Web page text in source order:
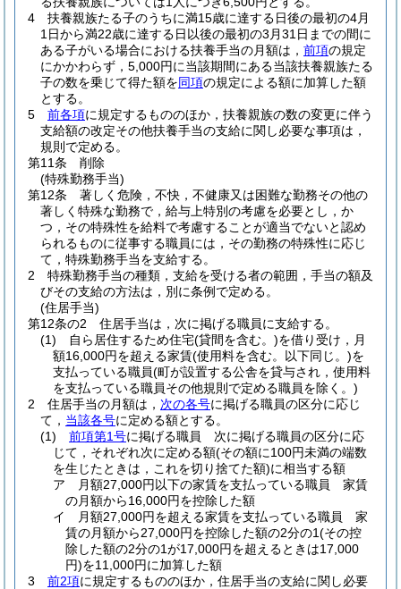
4
扶養親族たる子のうちに満15歳に達する日後の最初の4月
1日から満22歳に達する日以後の最初の3月31日までの間に
ある子がいる場合における扶養手当の月額は， 前項の規定
にかかわらず，5,000円に当該期間にある当該扶養親族たる
子の数を乗じて得た額を同項の規定による額に加算した額
とする。
5
前各項に規定するもののほか，扶養親族の数の変更に伴う
支給額の改定その他扶養手当の支給に関し必要な事項は，
規則で定める。
第11条
削除
(特殊勤務手当)
第12条
著しく危険，不快，不健康又は困難な勤務その他の
著しく特殊な勤務で，給与上特別の考慮を必要とし，か
つ，その特殊性を給料で考慮することが適当でないと認め
られるものに従事する職員には，その勤務の特殊性に応じ
て，特殊勤務手当を支給する。
2
特殊勤務手当の種類，支給を受ける者の範囲，手当の額及
びその支給の方法は，別に条例で定める。
(住居手当)
第12条の2
住居手当は，次に掲げる職員に支給する。
(1)
自ら居住するため住宅(貸間を含む。)を借り受け，月
額16,000円を超える家賃(使用料を含む。以下同じ。)を
支払っている職員(町が設置する公舎を貸与され，使用料
を支払っている職員その他規則で定める職員を除く。)
2
住居手当の月額は， 次の各号に掲げる職員の区分に応じ
て， 当該各号に定める額とする。
(1)
前項第1号に掲げる職員 次に掲げる職員の区分に応
じて，それぞれ次に定める額(その額に100円未満の端数
を生じたときは，これを切り捨てた額)に相当する額
ア
月額27,000円以下の家賃を支払っている職員 家賃
の月額から16,000円を控除した額
イ
月額27,000円を超える家賃を支払っている職員 家
賃の月額から27,000円を控除した額の2分の1(その控
除した額の2分の1が17,000円を超えるときは17,000
円)を11,000円に加算した額
3
前2項に規定するもののほか，住居手当の支給に関し必要